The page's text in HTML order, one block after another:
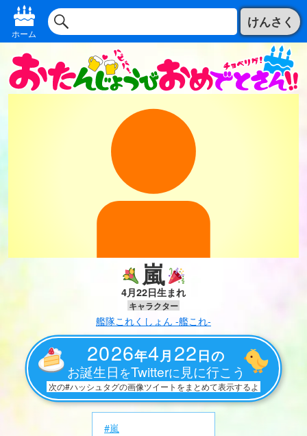
ホーム
けんさく
嵐
4月22日生まれ
キャラクター
艦隊これくしょん -艦これ-
2026年4月 22日の
お誕生日 をTwitterに 見に行こう
次の#ハッシュタグの画像ツイートをまとめて表示するよ
#嵐